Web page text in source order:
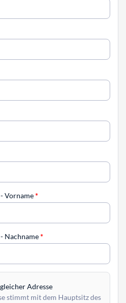
Vorname*
Nachname*
Adresse
stimmt mit dem Hauptsitz des